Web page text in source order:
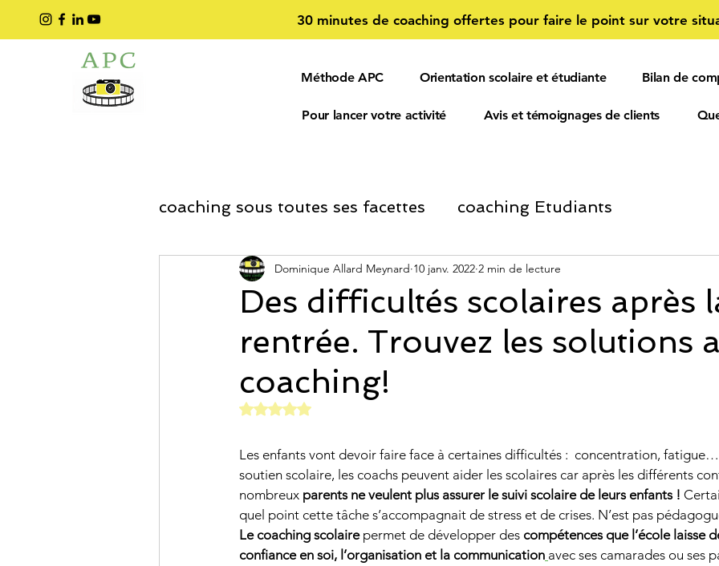
30 minutes de coaching offertes pour faire le point sur votre
Méthode APC Orientation scolaire et étudiante Bilan de
Pour lancer votre activité Avis et témoignages de clients
coaching sous toutes ses facettes coaching Etudiants
Coaching Développement Personnel Informations Salariés et
coaching entreprise ORIENTATION SCOLAIRE confiance
communication méthodes de révision
orientation professionnelle Évolution & Reconversion
parentalité PARCOURSUP
Des difficultés scolaires après
rentrée. Trouvez les solutions
coaching!
Dominique Allard Meynard 10 janv. 2022 2 min de lecture
Noté NaN étoiles sur 5.
Les enfants vont devoir faire face à certaines difficultés :  concentration,
soutien scolaire, les coachs peuvent aider les scolaires car après les différents
nombreux parents ne veulent plus assurer le suivi scolaire de leurs enfants !
quel point cette tâche s’accompagnait de stress et de crises. N’est pas
Le coaching scolaire permet de développer des compétences que l’école laisse
confiance en soi, l’organisation et la communication avec ses camarades ou ses